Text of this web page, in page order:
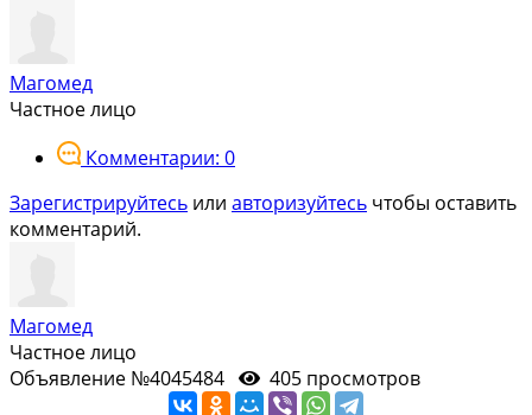
Магомед
Частное лицо
Комментарии: 0
Зарегистрируйтесь или авторизуйтесь чтобы оставить
комментарий.
Магомед
Частное лицо
Объявление №4045484
405 просмотров